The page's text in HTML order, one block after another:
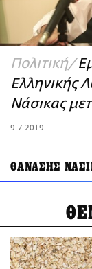
ΑΜΠΑ
PRINT
Πολιτική
Ελληνικής
Νάσικας
9.7.2019
ΘΑΝΑΣΗΣ